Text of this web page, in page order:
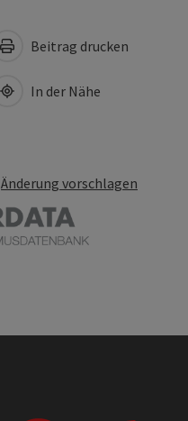
Beitrag drucken
In der Nähe
Änderung vorschlagen